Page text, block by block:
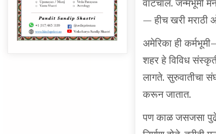
— हीच खरी
शहर हे विविध
लागते. सुरुवातीचा
करून जातात.
निर्माण होते.